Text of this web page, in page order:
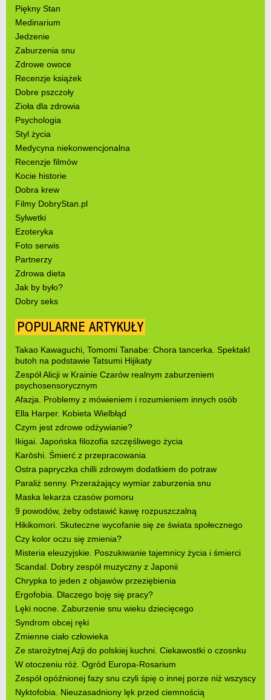
Piękny Stan
Medinarium
Jedzenie
Zaburzenia snu
Zdrowe owoce
Recenzje książek
Dobre pszczoły
Zioła dla zdrowia
Psychologia
Styl życia
Medycyna niekonwencjonalna
Recenzje filmów
Kocie historie
Dobra krew
Filmy DobryStan.pl
Sylwetki
Ezoteryka
Foto serwis
Partnerzy
Zdrowa dieta
Jak by było?
Dobry seks
POPULARNE ARTYKUŁY
Takao Kawaguchi, Tomomi Tanabe: Chora tancerka. Spektakl
butoh na podstawie Tatsumi Hijikaty
Zespół Alicji w Krainie Czarów realnym zaburzeniem
psychosensorycznym
Afazja. Problemy z mówieniem i rozumieniem innych osób
Ella Harper. Kobieta Wielbłąd
Czym jest zdrowe odżywianie?
Ikigai. Japońska filozofia szczęśliwego życia
Karōshi. Śmierć z przepracowania
Ostra papryczka chilli zdrowym dodatkiem do potraw
Paraliż senny. Przerażający wymiar zaburzenia snu
Maska lekarza czasów pomoru
9 powodów, żeby odstawić kawę rozpuszczalną
Hikikomori. Skuteczne wycofanie się ze świata społecznego
Czy kolor oczu się zmienia?
Misteria eleuzyjskie. Poszukiwanie tajemnicy życia i śmierci
Scandal. Dobry zespół muzyczny z Japonii
Chrypka to jeden z objawów przeziębienia
Ergofobia. Dlaczego boję się pracy?
Lęki nocne. Zaburzenie snu wieku dziecięcego
Syndrom obcej ręki
Zmienne ciało człowieka
Ze starożytnej Azji do polskiej kuchni. Ciekawostki o czosnku
W otoczeniu róż. Ogród Europa-Rosarium
Zespół opóźnionej fazy snu czyli śpię o innej porze niż wszyscy
Nyktofobia. Nieuzasadniony lęk przed ciemnością